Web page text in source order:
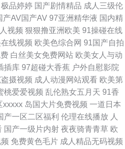
先锋AV成人 91少妇喷水视频 豆花黄色片
堂 99欧美精品 福利微拍陈可心 精品国产
导航 久久深夜影院 青娱乐超碰吧 伊人久
一区二区 东京热黑丝 九九一AV 欧美亚洲
免费在线播放 福利社女上位 蜜桃91无码入
51偷拍 AV日韩网址 免费91 三级片中日韩
品婷婷 国产剧情精品 成人三级伦
产AV国产AV 97亚洲精华液 国内精
视频 狠狠撸亚洲欧美 91操碰在线
线视频 欧美色综合网 91国产自拍
白丝美女免费网站 欧美女人与动
插库 97超碰大香蕉 户外自慰影院
摄视频 成人动漫网站观看 欧美第
桃爱爱视频 乱伦熟女五月天 91香
xxxxx 岛国大片免费视频 一道日本
产一区二区福利 伦理在线播放 人
国产一级片内射 夜夜骑青青草 欧
免费黄色毛片 成人精品无码视频